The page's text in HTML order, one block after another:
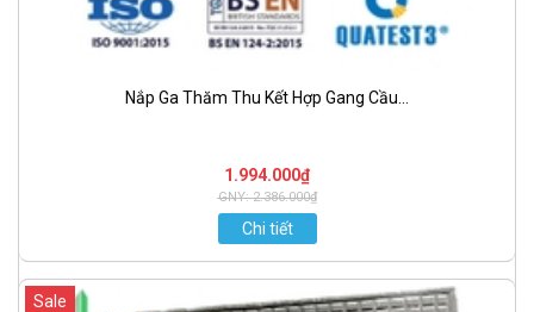
Nắp Ga Thăm Thu Kết Hợp Gang Cầu...
1.994.000₫
GNY: 2.386.000₫
Chi tiết
Sale